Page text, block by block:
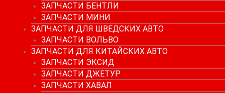
ЗАПЧАСТИ БЕНТЛИ
ЗАПЧАСТИ МИНИ
ЗАПЧАСТИ ДЛЯ ШВЕДСКИХ АВТО
ЗАПЧАСТИ ВОЛЬВО
ЗАПЧАСТИ ДЛЯ КИТАЙСКИХ АВТО
ЗАПЧАСТИ ЭКСИД
ЗАПЧАСТИ ДЖЕТУР
ЗАПЧАСТИ ХАВАЛ